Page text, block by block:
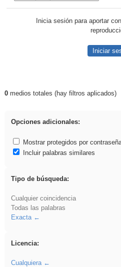
Inicia sesión para aportar
Iniciar
Resultados de: vidriera
0medios totales (hay filtros aplicados)
Opciones adicionales:
Mostrar protegidos por
Incluir palabras similares
Tipo de búsqueda:
Cualquier coincidencia
Todas las palabras
Exacta
Licencia:
Cualquiera